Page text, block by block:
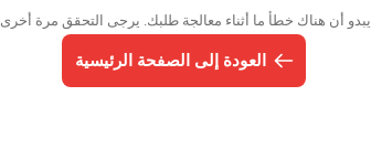
يبدو أن هناك خطأ ما أثناء معالجة طلبك. يرجى التحقق مرة أخرى.
العودة إلى الصفحة الرئيسية